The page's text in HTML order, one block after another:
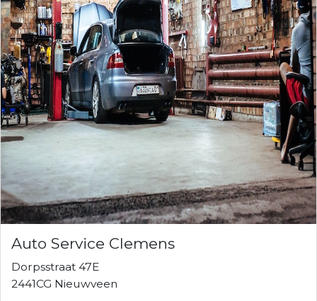
Auto Service Clemens
Dorpsstraat 47E
2441CG Nieuwveen